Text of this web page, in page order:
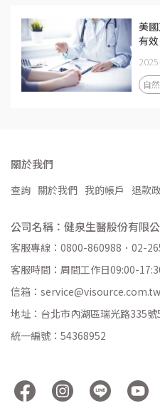
美
有效
自
關於我們
查詢 關於我們 我的帳戶 退款
公司名稱：健泉生醫股份有限
客服專線：0800-860988．02-
客服時間：周間工作日09:00-
信箱：service@visource.com.tw
地址：台北市內湖區瑞光路335
統一編號：54368952